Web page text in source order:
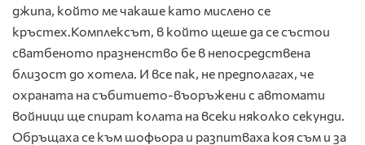
джипа, който ме чакаше като мислено се
кръстех.Комплексът, в който щеше да се състои
сватбеното празненство бе в непосредствена
близост до хотела. И все пак, не предполагах, че
охраната на събитието-въоръжени с автомати
войници ще спират колата на всеки няколко секунди.
Обръщаха се към шофьора и разпитваха коя съм и за